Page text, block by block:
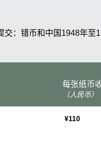
交：错币和中国1948年至
每张纸币
（人民币）
¥110